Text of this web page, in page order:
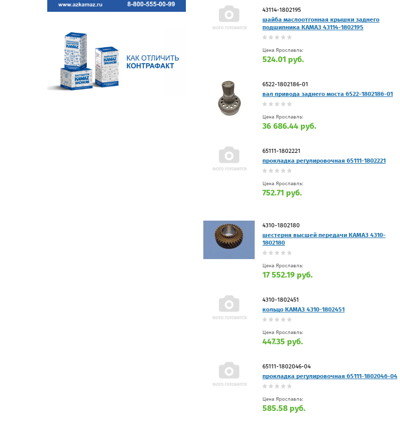
43114-1802195
шайба маслоотгонная крышки заднего
подшипника КАМАЗ 43114-1802195
Цена Ярославль:
524.01 руб.
6522-1802186-01
вал привода заднего моста 6522-1802186-01
Цена Ярославль:
36 686.44 руб.
65111-1802221
прокладка регулировочная 65111-1802221
Цена Ярославль:
752.71 руб.
4310-1802180
шестерня высшей передачи КАМАЗ 4310-
1802180
Цена Ярославль:
17 552.19 руб.
4310-1802451
кольцо КАМАЗ 4310-1802451
Цена Ярославль:
447.35 руб.
65111-1802046-04
прокладка регулировочная 65111-1802046-04
Цена Ярославль:
585.58 руб.